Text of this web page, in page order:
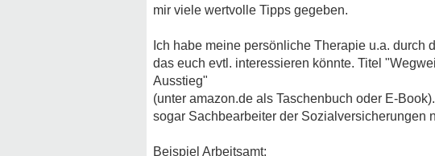
mir viele wertvolle Tipps gegeben.
Ich habe meine persönliche Therapie u.a.
das euch evtl. interessieren könnte. Titel
Ausstieg"
(unter amazon.de als Taschenbuch oder E-
sogar Sachbearbeiter der Sozialversicherungen
Beispiel Arbeitsamt: